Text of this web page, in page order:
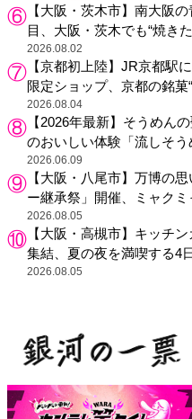
【大阪・茨木市】南大阪
目、大阪・茨木でも“焼き
2026.08.02
【京都初上陸】JR京都駅
限定ショップ、京都の銘菓
2026.08.04
【2026年最新】そうめん
のおいしい体験「流しそ
2026.06.09
【大阪・八尾市】万博の
ー継承祭」開催、ミャク
示も
2026.08.05
【大阪・高槻市】キッチ
集結、夏の夜を満喫する4
2026.08.05